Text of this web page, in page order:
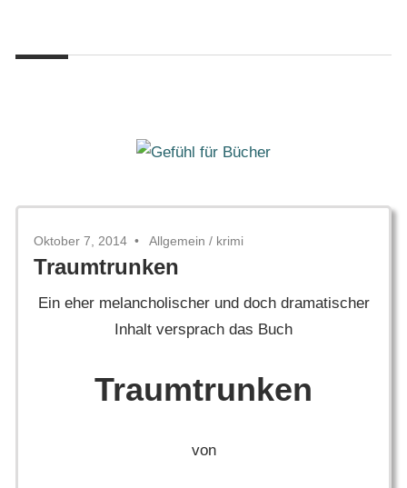
springen
Gefühl
für
Oktober 7, 2014 Allgemein / krimi
Traumtrunken
Ein eher melancholischer und doch dramatischer
Inhalt versprach das Buch
Traumtrunken
von